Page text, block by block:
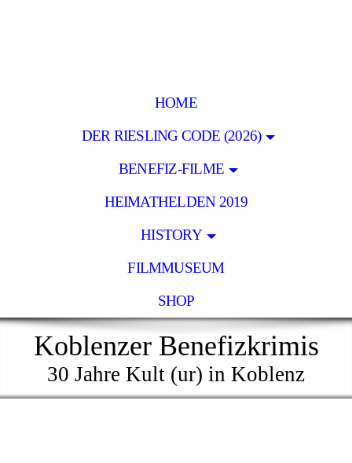
HOME
DER RIESLING CODE (2026)
BENEFIZ-FILME
HEIMATHELDEN 2019
HISTORY
FILMMUSEUM
SHOP
Koblenzer Benefizkrimis
30 Jahre Kult (ur) in Koblenz